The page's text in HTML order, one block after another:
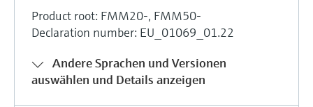
Product root: FMM20-, FMM50-
Declaration number: EU_01069_01.22
Andere Sprachen und Versionen
auswählen und Details anzeigen